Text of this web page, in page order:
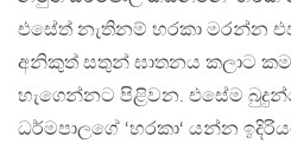
එසේත් නැතිනම් හරකා මරන්න
අනිකුත් සතුන් ඝාතනය කලාට
හැගෙන්නට පිළිවන. එසේම
ධර්මපාලගේ ‘හරකා‘ යන්න